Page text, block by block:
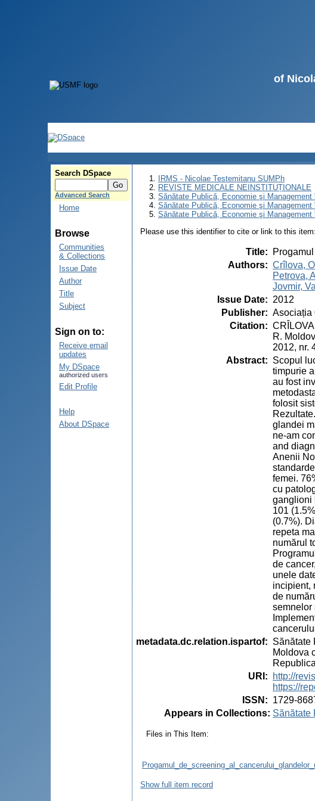
of
Search DSpace
Advanced Search
Home
Browse
Communities
& Collections
Issue Date
Author
Title
Subject
Sign on to:
Receive email
updates
My DSpace
authorized users
Edit Profile
Help
About DSpace
IRMS - Nicolae Testemitanu SUMPh
REVISTE MEDICALE NEINSTITUȚIONALE
Sănătate Publică, Economie şi Management
Sănătate Publică, Economie şi Management
Sănătate Publică, Economie şi
Please use this identifier to cite or link to this item:
Title:
Authors: Crîlova,
Petrova,
Jovmir,
Issue Date: 2012
Publisher: Asociația
Citation:
R.
2012, nr.
Abstract: Scopul
timpurie
au fost
folosit
glandei
ne-am
and
Anenii
femei.
cu
ganglioni
101
(0.7%).
repeta
numărul
de
unele
incipient,
de
semnelor
metadata.dc.relation.ispartof: Sănătate
Moldova
URI :
http://
https://
ISSN : 1729-
Appears in Collections: Sănătate
Files in This Item:
Show full item record